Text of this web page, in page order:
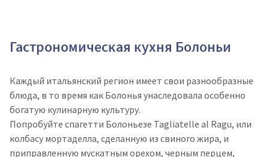
Гастрономическая кухня Болоньи
Каждый итальянский регион имеет свои разнообразные
блюда, в то время как Болонья унаследовала особенно
богатую кулинарную культуру.
Попробуйте спагетти Болоньезе Tagliatelle al Ragu, или
колбасу мортаделла, сделанную из свиного жира, и
приправленную мускатным орехом, черным перцем,